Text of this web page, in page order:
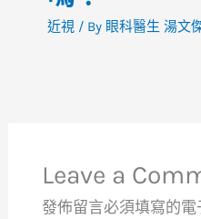
近視/ By 眼科醫生 湯文
Leave a
發佈留言必須填寫的電